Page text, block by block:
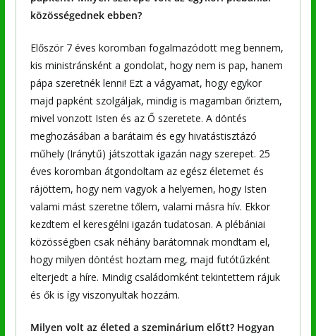
közösségednek ebben?
Először 7 éves koromban fogalmazódott meg bennem,
kis ministránsként a gondolat, hogy nem is pap, hanem
pápa szeretnék lenni! Ezt a vágyamat, hogy egykor
majd papként szolgáljak, mindig is magamban őriztem,
mivel vonzott Isten és az Ő szeretete. A döntés
meghozásában a barátaim és egy hivatástisztázó
műhely (Iránytű) játszottak igazán nagy szerepet. 25
éves koromban átgondoltam az egész életemet és
rájöttem, hogy nem vagyok a helyemen, hogy Isten
valami mást szeretne tőlem, valami másra hív. Ekkor
kezdtem el keresgélni igazán tudatosan. A plébániai
közösségben csak néhány barátomnak mondtam el,
hogy milyen döntést hoztam meg, majd futótűzként
elterjedt a híre. Mindig családomként tekintettem rájuk
és ők is így viszonyultak hozzám.
Milyen volt az életed a szeminárium előtt? Hogyan